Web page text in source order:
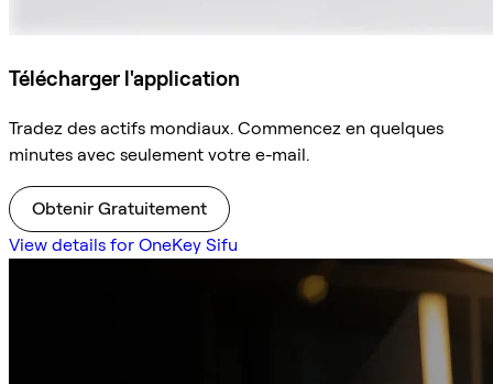
Télécharger l'application
Tradez des actifs mondiaux. Commencez en quelques
minutes avec seulement votre e-mail.
Obtenir Gratuitement
View details for OneKey Sifu